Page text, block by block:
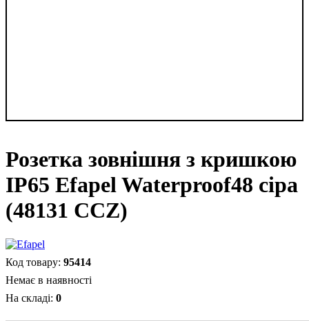
Розетка зовнішня з кришкою
IP65 Efapel Waterproof48 сіра
(48131 CCZ)
95414
Немає в наявності
0